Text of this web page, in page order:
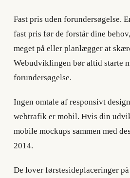
Fast pris uden forundersøgelse.
fast pris før de forstår dine
meget på eller planlægger at
Webudviklingen bør altid starte
forundersøgelse.
Ingen omtale af responsivt
webtrafik er mobil. Hvis din
mobile mockups sammen med
2014.
De lover førstesideplaceringer